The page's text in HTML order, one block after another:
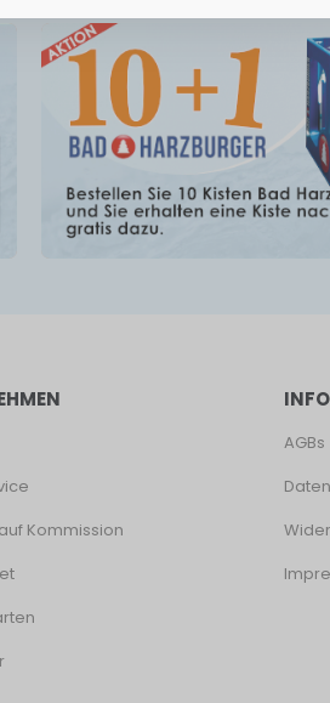
Kommission
AGBs